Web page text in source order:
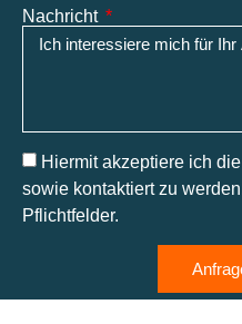
Nachricht
Hiermit akzeptiere ich
sowie kontaktiert zu
Pflichtfelder.